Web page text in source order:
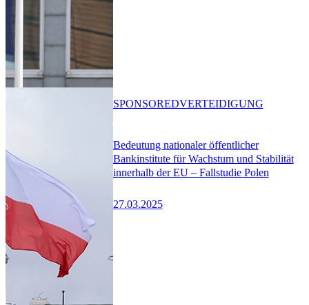
Bedeutung nationaler öffentlicher
Bankinstitute für Wachstum und Stabilität
innerhalb der EU – Fallstudie Polen
27.03.2025
SPONSOREDVERTEIDIGUNG